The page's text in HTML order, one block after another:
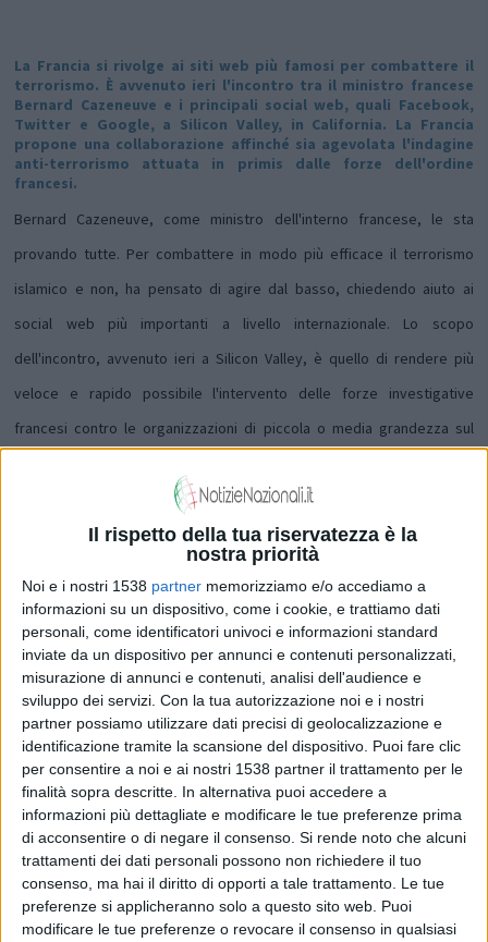
Il rispetto della tua riservatezza è la
nostra priorità
Noi e i nostri 1538 partner memorizziamo e/o accediamo a
informazioni su un dispositivo, come i cookie, e trattiamo dati
personali, come identificatori univoci e informazioni standard
inviate da un dispositivo per annunci e contenuti personalizzati,
misurazione di annunci e contenuti, analisi dell'audience e
sviluppo dei servizi. Con la tua autorizzazione noi e i nostri
partner possiamo utilizzare dati precisi di geolocalizzazione e
identificazione tramite la scansione del dispositivo. Puoi fare clic
per consentire a noi e ai nostri 1538 partner il trattamento per le
finalità sopra descritte. In alternativa puoi accedere a
informazioni più dettagliate e modificare le tue preferenze prima
di acconsentire o di negare il consenso. Si rende noto che alcuni
trattamenti dei dati personali possono non richiedere il tuo
consenso, ma hai il diritto di opporti a tale trattamento. Le tue
preferenze si applicheranno solo a questo sito web. Puoi
modificare le tue preferenze o revocare il consenso in qualsiasi
La Francia si rivolge ai siti web più famosi per combattere il
terrorismo. È avvenuto ieri l'incontro tra il ministro francese
Bernard Cazeneuve e i principali social web, quali Facebook,
Twitter e Google, a Silicon Valley, in California. La Francia
propone una collaborazione affinché sia agevolata l'indagine
anti-terrorismo attuata in primis dalle forze dell'ordine
francesi.
Bernard Cazeneuve, come ministro dell'interno francese, le sta
provando tutte. Per combattere in modo più efficace il terrorismo
islamico e non, ha pensato di agire dal basso, chiedendo aiuto ai
social web più importanti a livello internazionale. Lo scopo
dell'incontro, avvenuto ieri a Silicon Valley, è quello di rendere più
veloce e rapido possibile l'intervento delle forze investigative
francesi contro le organizzazioni di piccola o media grandezza sul
successo qualche settimana fa nella città di Parigi, soprattutto nei
confronti della testata giornalistica di Charlie Hebdo. I social hanno
risposto positivamente circa l'impegno di cancellare qualsiasi
materiale di carattere pseudo-terroristico nei rispettivi social. Per
quanto riguarda una più ampia collaborazione con le autorità francesi,
ancora non si sono espressi.
Condividi su:
ARGOMENTI: Google Social Facebook Francia Parigi
twitter Silicon Valley incontro sicurezza
forze dell'ordine ministro